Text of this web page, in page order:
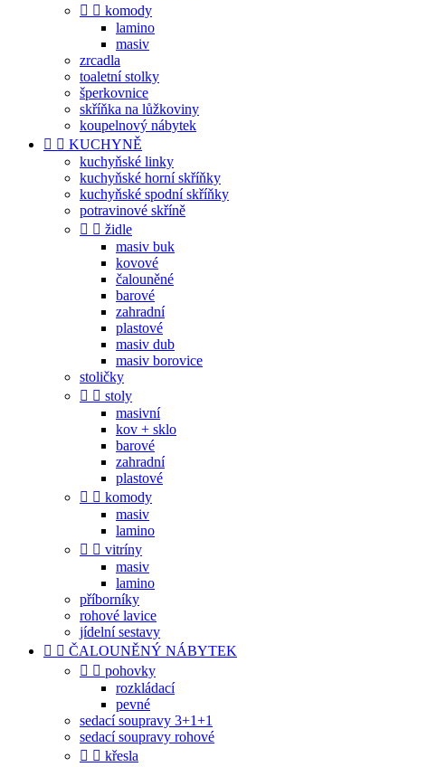
  komody
lamino
masiv
zrcadla
toaletní stolky
šperkovnice
skříňka na lůžkoviny
koupelnový nábytek
  KUCHYNĚ
kuchyňské linky
kuchyňské horní skříňky
kuchyňské spodní skříňky
potravinové skříně
  židle
masiv buk
kovové
čalouněné
barové
zahradní
plastové
masiv dub
masiv borovice
stoličky
  stoly
masivní
kov + sklo
barové
zahradní
plastové
  komody
masiv
lamino
  vitríny
masiv
lamino
příborníky
rohové lavice
jídelní sestavy
  ČALOUNĚNÝ NÁBYTEK
  pohovky
rozkládací
pevné
sedací soupravy 3+1+1
sedací soupravy rohové
  křesla